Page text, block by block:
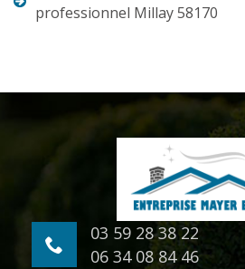
professionnel Millay 58170
03 59 28 38 22
06 34 08 84 46